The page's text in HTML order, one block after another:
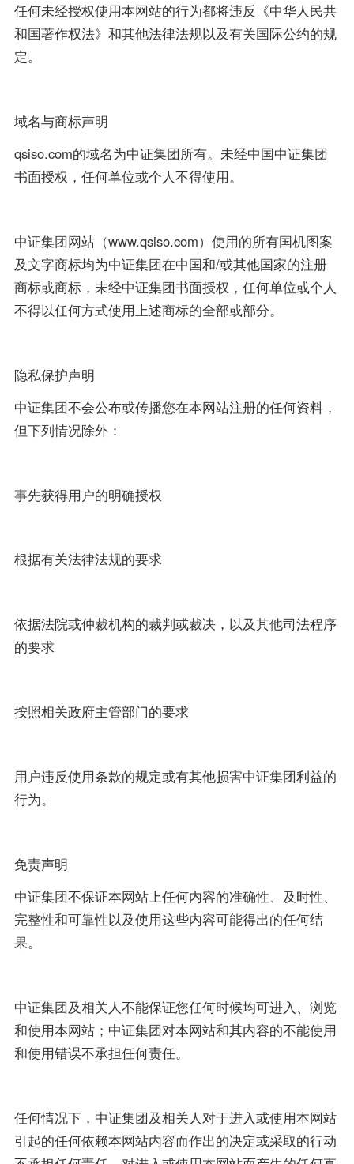
任何未经授权使用本网站的行为都将违反《中华人民共
和国著作权法》和其他法律法规以及有关国际公约的规
定。
域名与商标声明
qsiso.com的域名为中证集团所有。未经中国中证集团
书面授权，任何单位或个人不得使用。
中证集团网站（www.qsiso.com）使用的所有国机图案
及文字商标均为中证集团在中国和/或其他国家的注册
商标或商标，未经中证集团书面授权，任何单位或个人
不得以任何方式使用上述商标的全部或部分。
隐私保护声明
中证集团不会公布或传播您在本网站注册的任何资料，
但下列情况除外：
事先获得用户的明确授权
根据有关法律法规的要求
依据法院或仲裁机构的裁判或裁决，以及其他司法程序
的要求
按照相关政府主管部门的要求
用户违反使用条款的规定或有其他损害中证集团利益的
行为。
免责声明
中证集团不保证本网站上任何内容的准确性、及时性、
完整性和可靠性以及使用这些内容可能得出的任何结
果。
中证集团及相关人不能保证您任何时候均可进入、浏览
和使用本网站；中证集团对本网站和其内容的不能使用
和使用错误不承担任何责任。
任何情况下，中证集团及相关人对于进入或使用本网站
引起的任何依赖本网站内容而作出的决定或采取的行动